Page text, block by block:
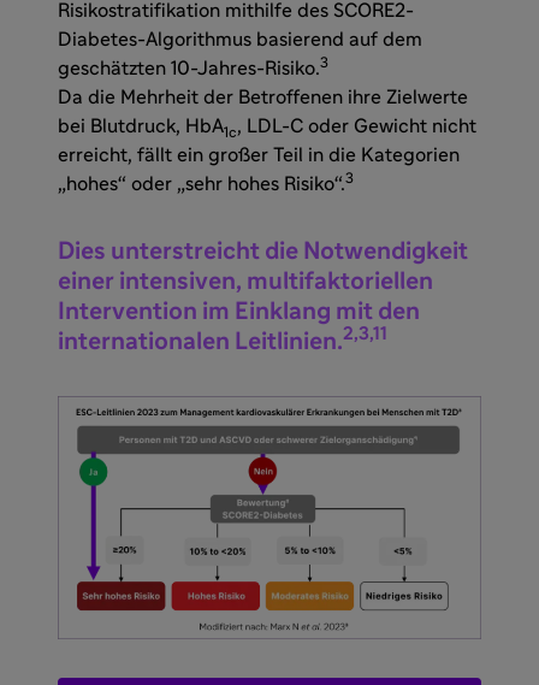
Risikostratifikation mithilfe des SCORE2-
Diabetes-Algorithmus basierend auf dem
geschätzten 10-Jahres-Risiko.3
Da die Mehrheit der Betroffenen ihre Zielwerte
bei Blutdruck, HbA1c, LDL-C oder Gewicht nicht
erreicht, fällt ein großer Teil in die Kategorien
„hohes“ oder „sehr hohes Risiko“.3
Dies unterstreicht die Notwendigkeit
einer intensiven, multifaktoriellen
Intervention im Einklang mit den
internationalen Leitlinien.2,3,11